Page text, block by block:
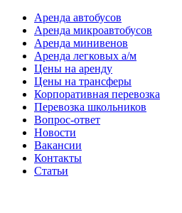
Аренда автобусов
Аренда микроавтобусов
Аренда минивенов
Аренда легковых а/м
Цены на аренду
Цены на трансферы
Корпоративная перевозка
Перевозка школьников
Вопрос-ответ
Новости
Вакансии
Контакты
Статьи